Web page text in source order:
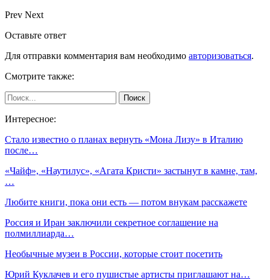
Prev Next
Оставьте ответ
Для отправки комментария вам необходимо авторизоваться.
Смотрите также:
Интересное:
Стало известно о планах вернуть «Мона Лизу» в Италию
после…
«Чайф», «Наутилус», «Агата Кристи» застынут в камне, там,
…
Любите книги, пока они есть — потом внукам расскажете
Россия и Иран заключили секретное соглашение на
полмиллиарда…
Необычные музеи в России, которые стоит посетить
Юрий Куклачев и его пушистые артисты приглашают на…